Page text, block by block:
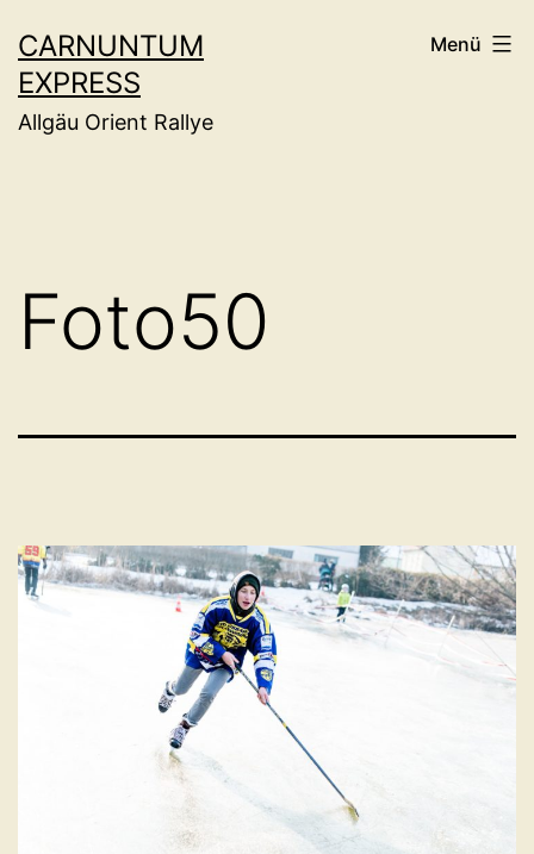
Inhalt
springen
CARNUNTUM
EXPRESS
Allgäu Orient Rallye
Menü
Foto50